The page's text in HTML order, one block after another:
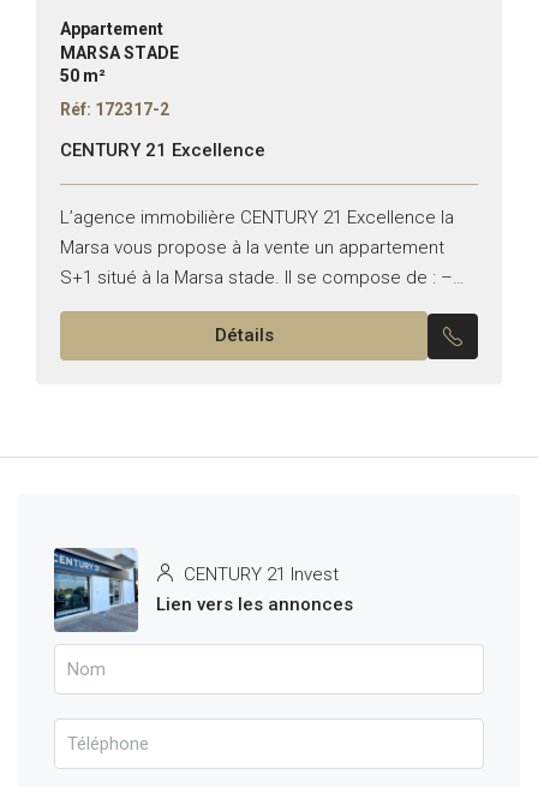
Appartement
MARSA STADE
50 m²
Réf: 172317-2
CENTURY 21 Excellence
L’agence immobilière CENTURY 21 Excellence la
Marsa vous propose à la vente un appartement
S+1 situé à la Marsa stade. Il se compose de : –
Un salon lumineux donnant sur une...
Détails
CENTURY 21 Invest
Lien vers les annonces